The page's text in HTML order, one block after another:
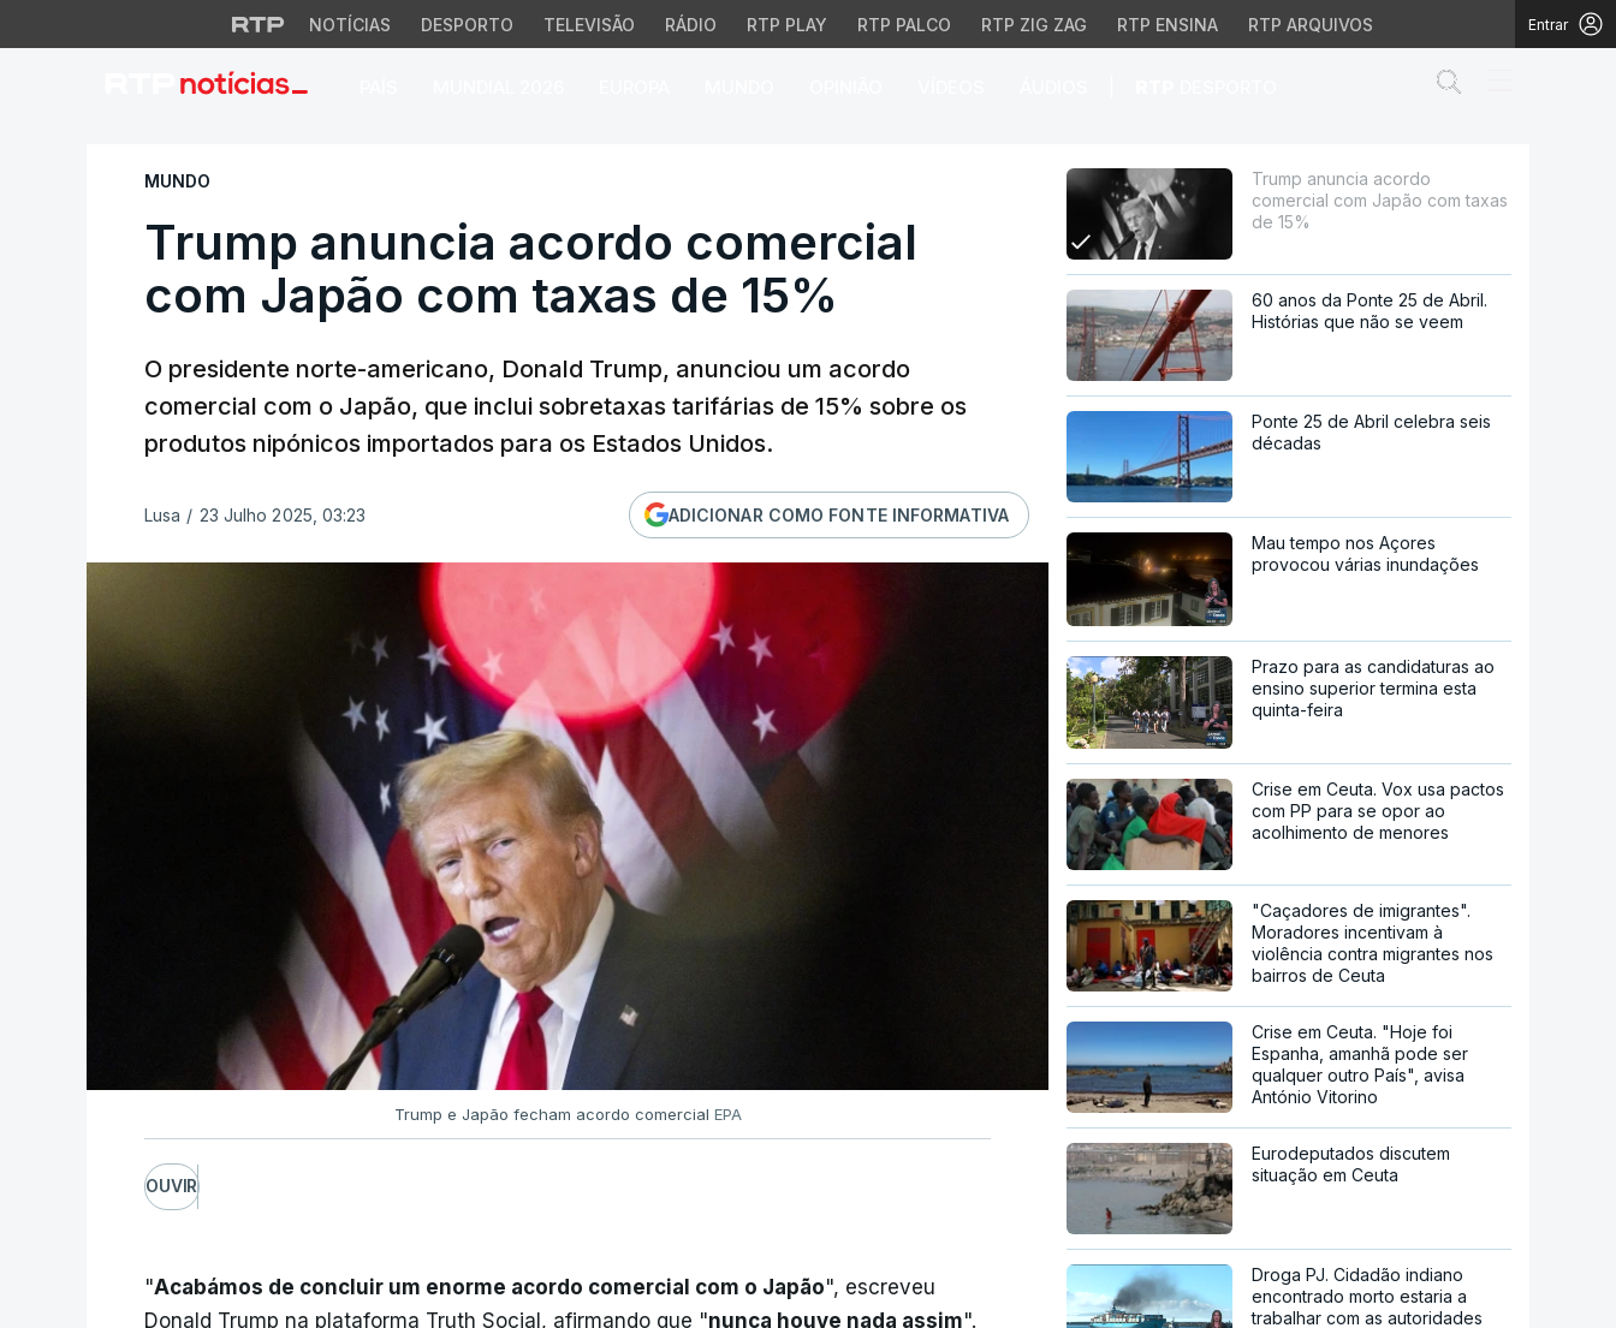
NOTÍCIAS DESPORTO TELEVISÃO RÁDIO RTP PLAY RTP PALCO RTP ZIG ZAG RTP ENSINA RTP ARQUIVOS Entrar
Trump anuncia acordo comercial com Japão com taxas de 15%
MUNDO
Trump anuncia acordo comercial
com Japão com taxas de 15%
O presidente norte-americano, Donald Trump, anunciou um acordo
comercial com o Japão, que inclui sobretaxas tarifárias de 15% sobre os
produtos nipónicos importados para os Estados Unidos.
Lusa / 23 Julho 2025, 03:23 ADICIONAR COMO FONTE INFORMATIVA
Trump e Japão fecham acordo comercial EPA
OUVIR
"Acabámos de concluir um enorme acordo comercial com o Japão", escreveu
Donald Trump na plataforma Truth Social, afirmando que "nunca houve nada assim".
Trump anuncia acordo
comercial com Japão com taxas
de 15%
60 anos da Ponte 25 de Abril.
Histórias que não se veem
Ponte 25 de Abril celebra seis
décadas
Mau tempo nos Açores
provocou várias inundações
Prazo para as candidaturas ao
ensino superior termina esta
quinta-feira
Crise em Ceuta. Vox usa pactos
com PP para se opor ao
acolhimento de menores
"Caçadores de imigrantes".
Moradores incentivam à
violência contra migrantes nos
bairros de Ceuta
Crise em Ceuta. "Hoje foi
Espanha, amanhã pode ser
qualquer outro País", avisa
António Vitorino
Eurodeputados discutem
situação em Ceuta
Droga PJ. Cidadão indiano
encontrado morto estaria a
trabalhar com as autoridades